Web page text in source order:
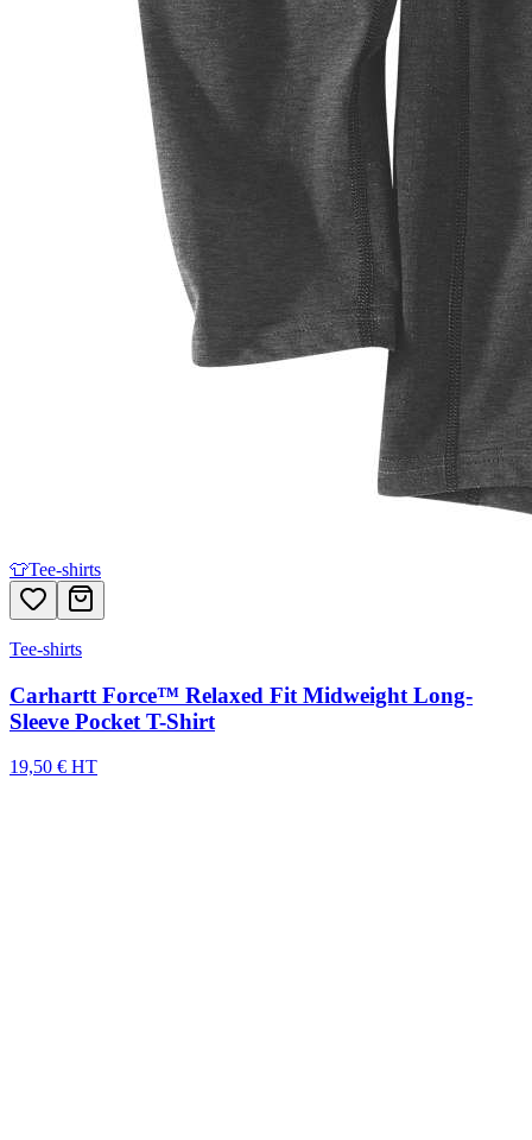
👕Tee-shirts
Tee-shirts
Carhartt Force™ Relaxed Fit Midweight Long-
Sleeve Pocket T-Shirt
19,50 € HT